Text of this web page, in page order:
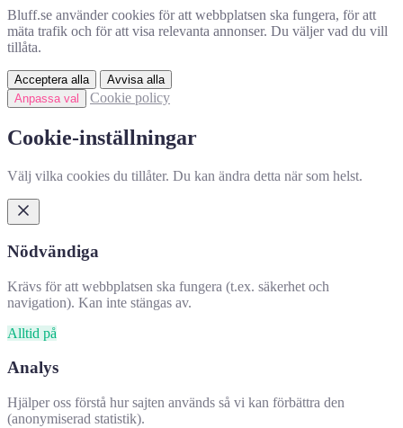
Bluff.se använder cookies för att webbplatsen ska fungera, för att
mäta trafik och för att visa relevanta annonser. Du väljer vad du vill
tillåta.
Acceptera alla
Avvisa alla
Anpassa val
Cookie policy
Cookie-inställningar
Välj vilka cookies du tillåter. Du kan ändra detta när som helst.
Nödvändiga
Krävs för att webbplatsen ska fungera (t.ex. säkerhet och
navigation). Kan inte stängas av.
Alltid på
Analys
Hjälper oss förstå hur sajten används så vi kan förbättra den
(anonymiserad statistik).